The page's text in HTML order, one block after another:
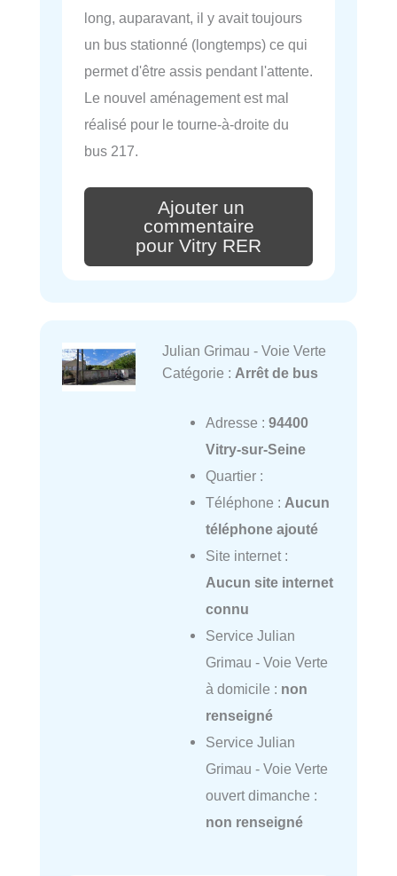
long, auparavant, il y avait toujours
un bus stationné (longtemps) ce qui
permet d'être assis pendant l'attente.
Le nouvel aménagement est mal
réalisé pour le tourne-à-droite du
bus 217.
Ajouter un
commentaire
pour Vitry RER
Julian Grimau - Voie Verte
Catégorie : Arrêt de bus
Adresse : 94400
Vitry-sur-Seine
Quartier :
Téléphone : Aucun
téléphone ajouté
Site internet :
Aucun site internet
connu
Service Julian
Grimau - Voie Verte
à domicile : non
renseigné
Service Julian
Grimau - Voie Verte
ouvert dimanche :
non renseigné